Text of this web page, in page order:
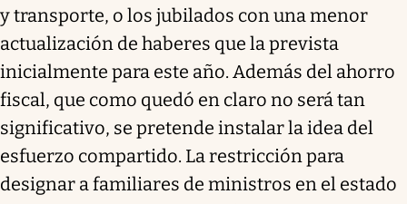
y transporte, o los jubilados con una menor
actualización de haberes que la prevista
inicialmente para este año. Además del ahorro
fiscal, que como quedó en claro no será tan
significativo, se pretende instalar la idea del
esfuerzo compartido. La restricción para
designar a familiares de ministros en el estado